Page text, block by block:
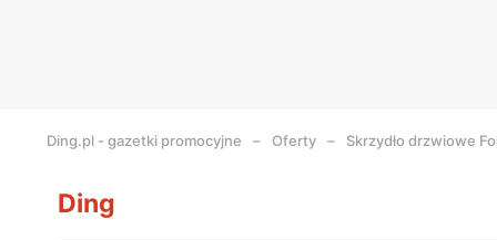
Ding.pl - gazetki promocyjne Oferty Skrzydło drzwiowe
Ding